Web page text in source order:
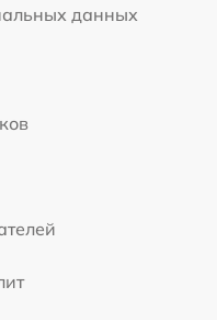
данных